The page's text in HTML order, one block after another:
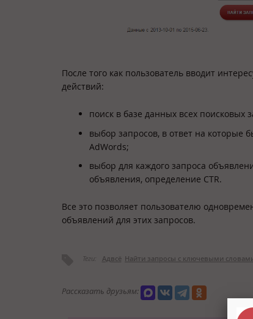
После того как пользователь вводит
действий:
поиск в базе данных всех
выбор запросов, в ответ на которые
AdWords;
выбор для каждого запроса
объявления, определение CTR.
Все это позволяет пользователю
объявлений для этих запросов.
Теги: Адвсё Найти запросы с ключевыми
Рассказать друзьям: